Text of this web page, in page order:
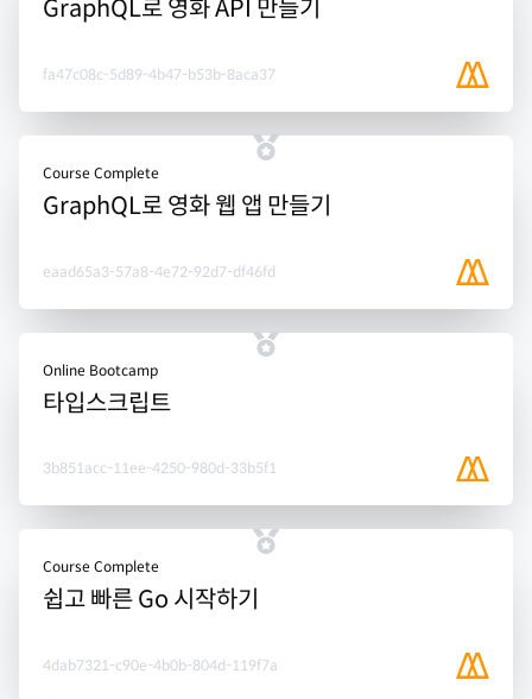
GraphQL로 영화 API 만들기
fa47c08c-5d89-4b47-b53b-8aca37
Course Complete
GraphQL로 영화 웹 앱 만들기
eaad65a3-57a8-4e72-92d7-df46fd
Online Bootcamp
타입스크립트
3b851acc-11ee-4250-980d-33b5f1
Course Complete
쉽고 빠른 Go 시작하기
4dab7321-c90e-4b0b-804d-119f7a